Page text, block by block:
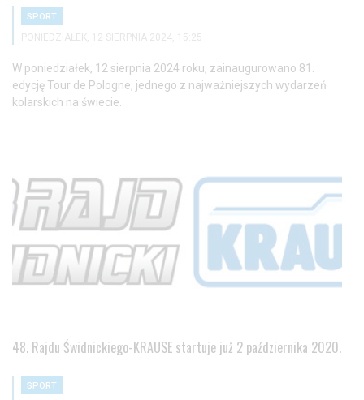
SPORT
PONIEDZIAŁEK, 12 SIERPNIA 2024, 15:25
W poniedziałek, 12 sierpnia 2024 roku, zainaugurowano 81.
edycję Tour de Pologne, jednego z najważniejszych wydarzeń
kolarskich na świecie.
48. Rajdu Świdnickiego-KRAUSE startuje już 2 października 2020.
SPORT